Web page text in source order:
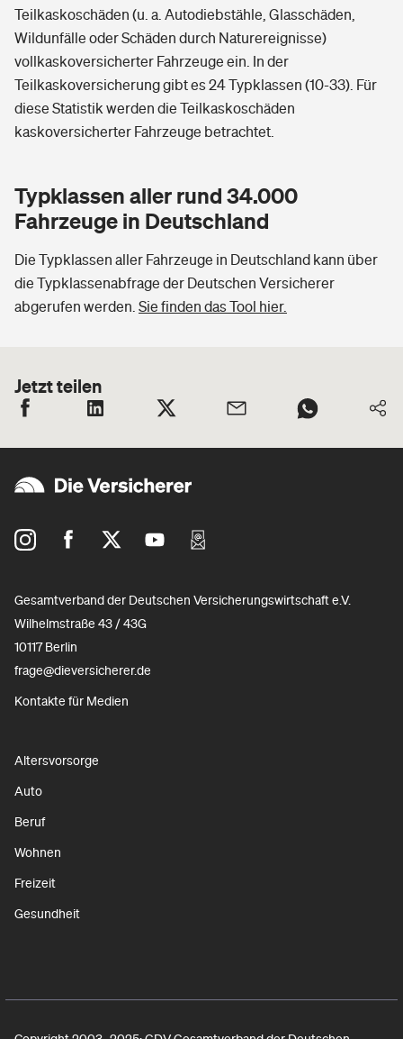
Teilkaskoschäden (u. a. Autodiebstähle, Glasschäden,
Wildunfälle oder Schäden durch Naturereignisse)
vollkaskoversicherter Fahrzeuge ein. In der
Teilkaskoversicherung gibt es 24 Typklassen (10-33). Für
diese Statistik werden die Teilkaskoschäden
kaskoversicherter Fahrzeuge betrachtet.
Typklassen aller rund 34.000
Fahrzeuge in Deutschland
Die Typklassen aller Fahrzeuge in Deutschland kann über
die Typklassenabfrage der Deutschen Versicherer
abgerufen werden. Sie finden das Tool hier.
Jetzt teilen
Gesamtverband der Deutschen Versicherungswirtschaft e.V.
Wilhelmstraße 43 / 43G
10117 Berlin
frage@dieversicherer.de
Kontakte für Medien
Altersvorsorge
Auto
Beruf
Wohnen
Freizeit
Gesundheit